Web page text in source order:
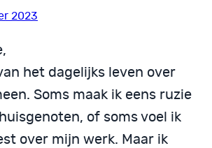
2023
het dagelijks leven over
Soms maak ik eens ruzie
of soms voel ik
over mijn werk. Maar ik